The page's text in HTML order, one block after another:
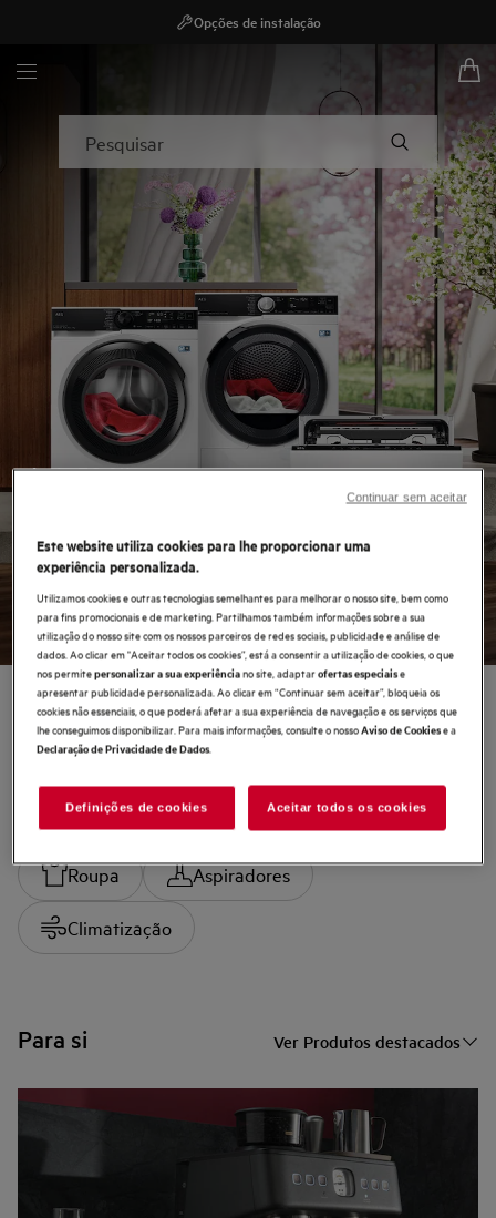
Opções de instalação
Pesquisar
AEG - Hero Block
Até -58 %!
Ver ofertas
Comprar por categoria
Saldos de Verão Cozinhar Frio
Roupa Aspiradores
Climatização
Para si Ver Produtos destacados
Este website utiliza cookies para lhe proporcionar uma
experiência personalizada.
Utilizamos cookies e outras tecnologias semelhantes para melhorar o nosso site, bem como
para fins promocionais e de marketing. Partilhamos também informações sobre a sua
utilização do nosso site com os nossos parceiros de redes sociais, publicidade e análise de
dados. Ao clicar em "Aceitar todos os cookies”, está a consentir a utilização de cookies, o que
nos permitepersonalizar a sua experiênciano site, adaptarofertas especiaise
apresentar publicidade personalizada. Ao clicar em “Continuar sem aceitar”, bloqueia os
cookies não essenciais, o que poderá afetar a sua experiência de navegação e os serviços que
lhe conseguimos disponibilizar. Para mais informações, consulte o nossoAviso de Cookiese a
Declaração de Privacidade de Dados.
Definições de cookies Aceitar todos os cookies
Continuar sem aceitar